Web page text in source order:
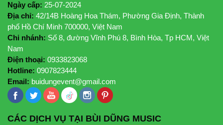
Ngày cấp: 25-07-2024
Địa chỉ: 42/14B Hoàng Hoa Thám, Phường Gia Định, Thành
phố Hồ Chí Minh 700000, Việt Nam
Chi nhánh: Số 8, đường Vĩnh Phú 8, Bình Hòa, Tp HCM, Việt
Nam
Điện thoại: 0933823068
Hotline: 0907823444
Email: buidungevent@gmail.com
CÁC DỊCH VỤ TẠI BÙI DŨNG MUSIC